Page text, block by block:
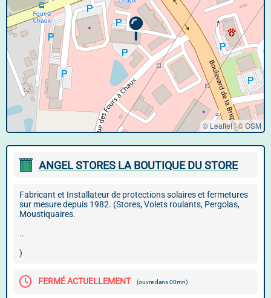
© Leaflet|©OSM
ANGEL STORES LA BOUTIQUE DU STORE
Fabricant et Installateur de protections solaires et fermetures
sur mesure depuis 1982. (Stores, Volets roulants, Pergolas,
Moustiquaires.
..
)
FERMÉ ACTUELLEMENT (ouvre dans 00mn)